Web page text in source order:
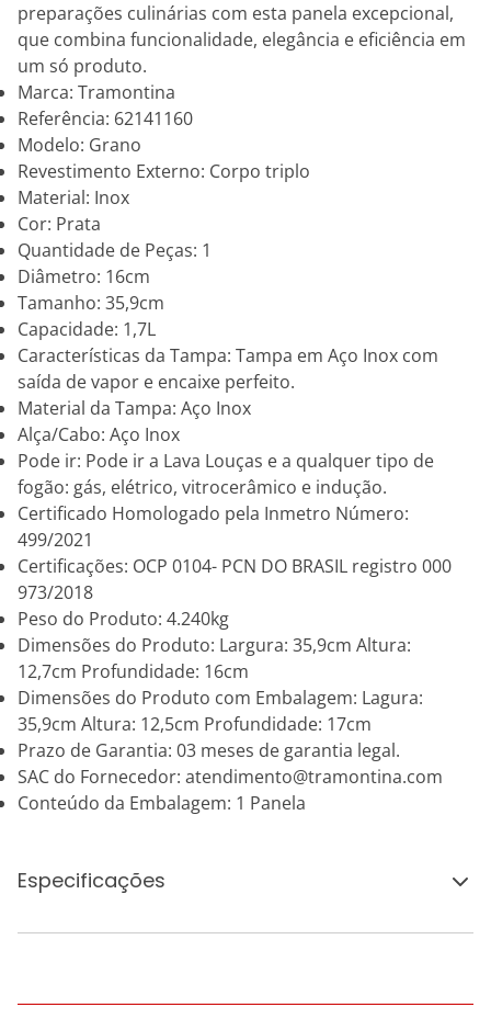
preparações culinárias com esta panela excepcional,
que combina funcionalidade, elegância e eficiência em
um só produto.
Marca: Tramontina
Referência: 62141160
Modelo: Grano
Revestimento Externo: Corpo triplo
Material: Inox
Cor: Prata
Quantidade de Peças: 1
Diâmetro: 16cm
Tamanho: 35,9cm
Capacidade: 1,7L
Características da Tampa: Tampa em Aço Inox com
saída de vapor e encaixe perfeito.
Material da Tampa: Aço Inox
Alça/Cabo: Aço Inox
Pode ir: Pode ir a Lava Louças e a qualquer tipo de
fogão: gás, elétrico, vitrocerâmico e indução.
Certificado Homologado pela Inmetro Número:
499/2021
Certificações: OCP 0104- PCN DO BRASIL registro 000
973/2018
Peso do Produto: 4.240kg
Dimensões do Produto: Largura: 35,9cm Altura:
12,7cm Profundidade: 16cm
Dimensões do Produto com Embalagem: Lagura:
35,9cm Altura: 12,5cm Profundidade: 17cm
Prazo de Garantia: 03 meses de garantia legal.
SAC do Fornecedor: atendimento@tramontina.com
Conteúdo da Embalagem: 1 Panela
Especificações